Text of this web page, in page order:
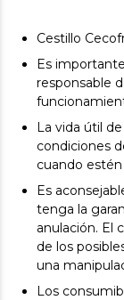
Cestillo
Es
responsable
La vida útil
condiciones
cuando
Es
tenga la
anulación. El
de los
una
Los